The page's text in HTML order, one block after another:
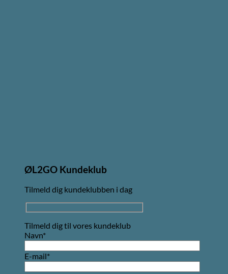
ØL2GO Kundeklub
Tilmeld dig kundeklubben i dag
Tilmeld dig til vores kundeklub
Navn*
E-mail*